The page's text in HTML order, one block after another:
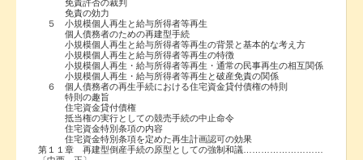
免責許否の裁判
免責の効力
５ 小規模個人再生と給与所得者等再生
個人債務者のための再建型手続
小規模個人再生と給与所得者等再生の背景と基本的な考え方
小規模個人再生と給与所得者等再生の特徴
小規模個人再生・給与所得者等再生・通常の民事再生の相互関係
小規模個人再生・給与所得者等再生と破産免責の関係
６ 個人債務者の再生手続における住宅資金貸付債権の特則
特則の趣旨
住宅資金貸付債権
抵当権の実行としての競売手続の中止命令
住宅資金特別条項の内容
住宅資金特別条項を定めた再生計画認可の効果
第１１章 再建型倒産手続の原型としての強制和議………………………